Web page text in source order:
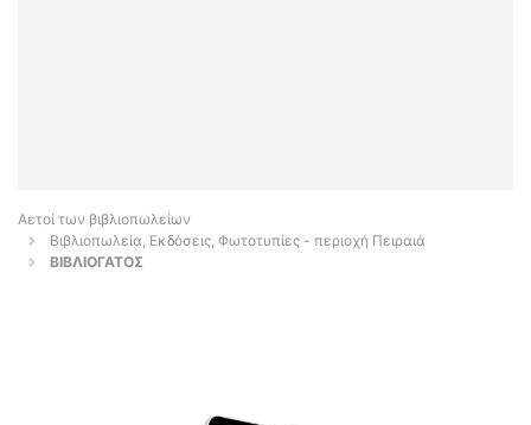
Αετοί των βιβλιοπωλείων
Βιβλιοπωλεία, Εκδόσεις, Φωτοτυπίες - περιοχή Πειραιά
ΒΙΒΛΙΟΓΑΤΟΣ